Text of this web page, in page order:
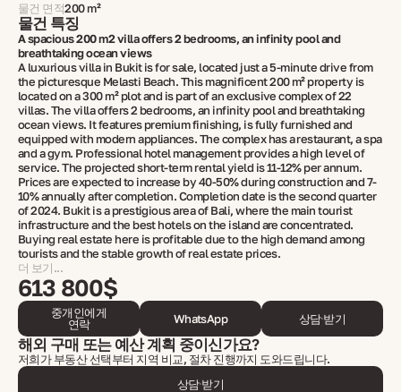
물건 면적200 m²
물건 특징
A spacious 200 m2 villa offers 2 bedrooms, an infinity pool and
breathtaking ocean views
A luxurious villa in Bukit is for sale, located just a 5-minute drive from
the picturesque Melasti Beach. This magnificent 200 m² property is
located on a 300 m² plot and is part of an exclusive complex of 22
villas. The villa offers 2 bedrooms, an infinity pool and breathtaking
ocean views. It features premium finishing, is fully furnished and
equipped with modern appliances. The complex has a restaurant, a spa
and a gym. Professional hotel management provides a high level of
service. The projected short-term rental yield is 11-12% per annum.
Prices are expected to increase by 40-50% during construction and 7-
10% annually after completion. Completion date is the second quarter
of 2024. Bukit is a prestigious area of ​​Bali, where the main tourist
infrastructure and the best hotels on the island are concentrated.
Buying real estate here is profitable due to the high demand among
tourists and the stable growth of real estate prices.
더 보기...
613 800$
중개인에게
연락
WhatsApp 상담 받기
해외 구매 또는 예산 계획 중이신가요?
저희가 부동산 선택부터 지역 비교, 절차 진행까지 도와드립니다.
상담 받기